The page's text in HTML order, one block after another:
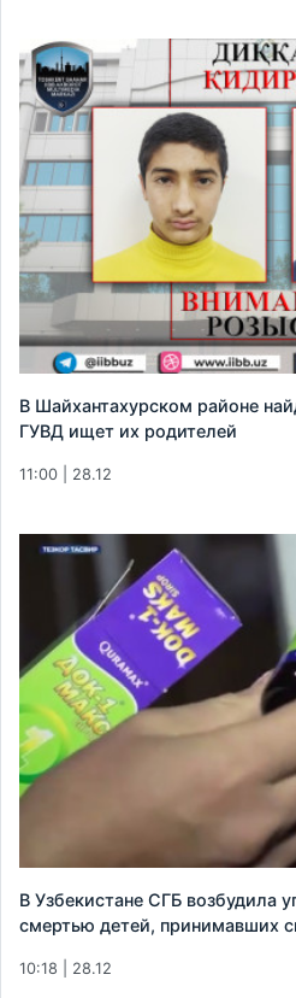
В Шайхантахурском районе
ГУВД ищет их родителей
11:00 | 28.12
В Узбекистане СГБ возбудила
смертью детей, принимавших
10:18 | 28.12